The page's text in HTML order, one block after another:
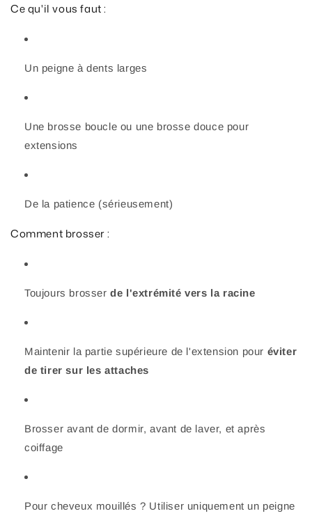
Ce qu'il vous faut :
Un peigne à dents larges
Une brosse boucle ou une brosse douce pour
extensions
De la patience (sérieusement)
Comment brosser :
Toujours brosserde l'extrémité vers la racine
Maintenir la partie supérieure de l'extension pour éviter
de tirer sur les attaches
Brosser avant de dormir, avant de laver, et après
coiffage
Pour cheveux mouillés ? Utiliser uniquement un peigne